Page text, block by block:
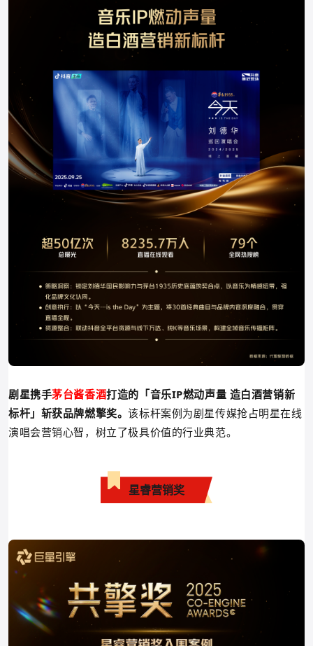
剧星携手茅台酱香酒打造的 「音乐IP燃动声量 造白酒营销新
标杆 」 斩获品牌燃擎奖。该标杆案例为剧星传媒抢占明星在线
演唱会营销心智，树立了极具价值的行业典范。
星睿营销奖